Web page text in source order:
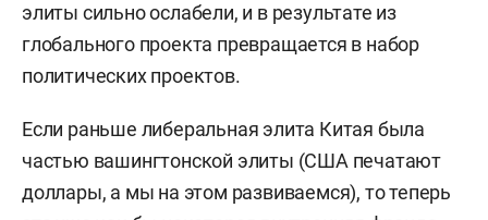
элиты сильно ослабели, и в результате из
глобального проекта превращается в набор
политических проектов.
Если раньше либеральная элита Китая была
частью вашингтонской элиты (США печатают
доллары, а мы на этом развиваемся), то теперь